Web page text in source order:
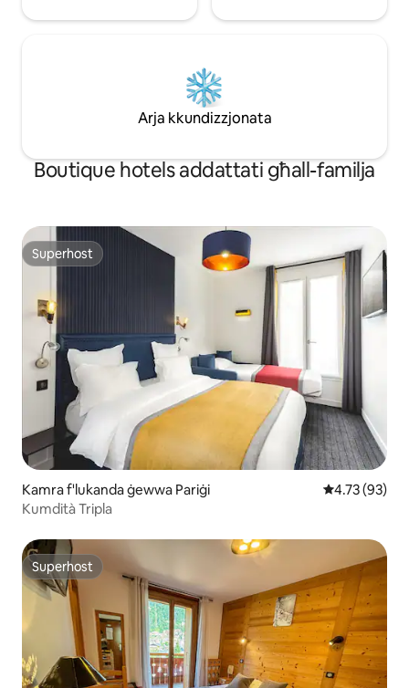
Arja kkundizzjonata
Boutique hotels addattati għall-familja
Superhost
Superhost
Kamra f'lukanda ġewwa Pariġi Rating
4.73 (93)
Kumdità Tripla
Superhost
Superhost